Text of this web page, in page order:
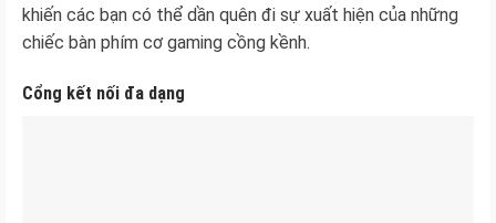
khiến các bạn có thể dần quên đi sự xuất hiện của những
chiếc bàn phím cơ gaming cồng kềnh.
Cổng kết nối đa dạng